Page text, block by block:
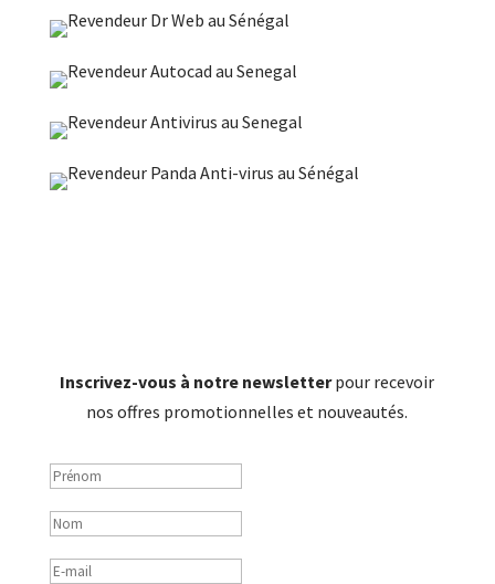
Inscrivez-vous à notre newsletterpour recevoir
nos offres promotionnelles et nouveautés.